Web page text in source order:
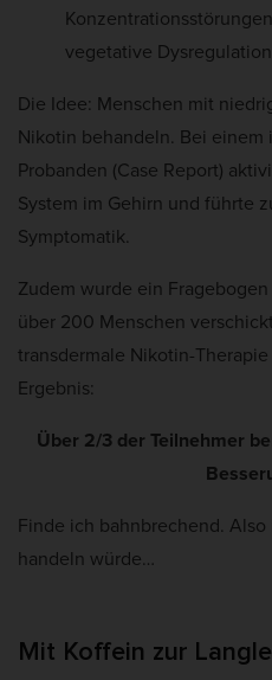
vegetative
Die Idee: Menschen mit
Nikotin behandeln. Bei einem
Probanden (Case Report)
System im Gehirn und führte
Symptomatik.
Zudem wurde ein
über 200 Menschen
transdermale Nikotin-
Ergebnis:
Über 2/3 der Teilnehmer
Finde ich bahnbrechend.
handeln würde…
Mit Koffein zur